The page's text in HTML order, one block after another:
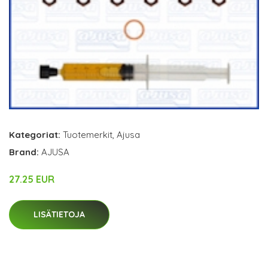
Kategoriat: Tuotemerkit, Ajusa
Brand: AJUSA
27.25 EUR
LISÄTIETOJA